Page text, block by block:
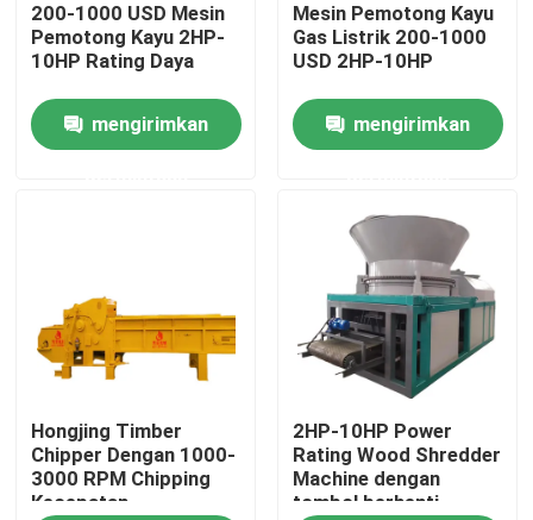
Tentang Kami
Tur Pabrik
Berita
Minta Kutipan
Mesin Pellet Kayu Biomassa
200-1000 USD Mesin
Pemotong Kayu 2HP-
10HP Rating Daya
mengirimkan
Mesin Pemotong Kayu
Gas Listrik 200-1000
USD 2HP-10HP
mengirimkan
Hongjing Timber
Chipper Dengan 1000-
3000 RPM Chipping
Kecepatan
2HP-10HP Power
Rating Wood Shredder
Machine dengan
tombol berhenti